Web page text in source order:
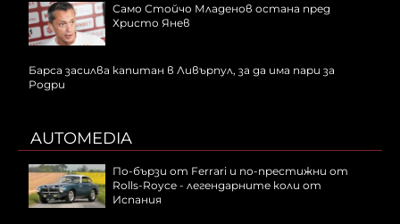
Само Стойчо Младенов остана пред
Христо Янев
Барса засилва капитан в Ливърпул, за да има пари за
Родри
AUTOMEDIA
По-бързи от Ferrari и по-престижни от
Rolls-Royce - легендарните коли от
Испания